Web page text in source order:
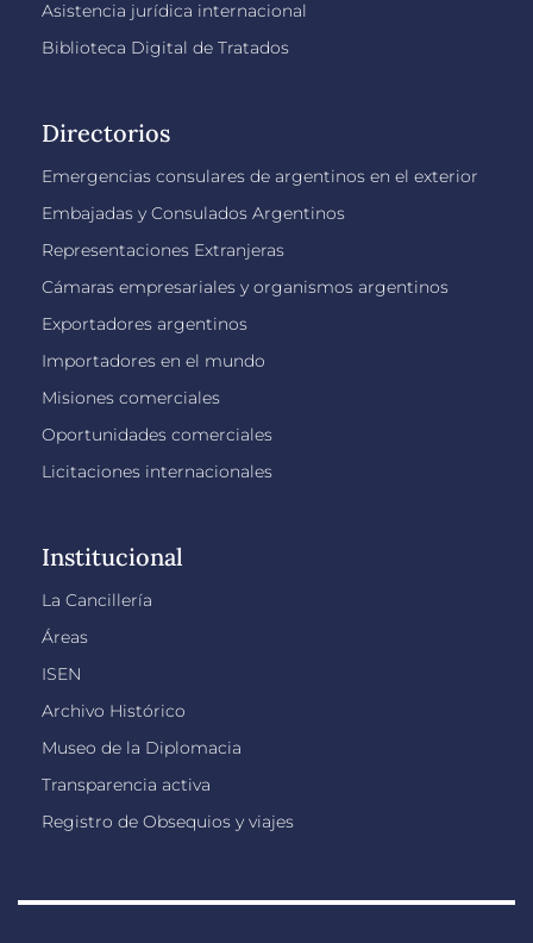
Asistencia jurídica internacional
Biblioteca Digital de Tratados
Directorios
Emergencias consulares de argentinos en el exterior
Embajadas y Consulados Argentinos
Representaciones Extranjeras
Cámaras empresariales y organismos argentinos
Exportadores argentinos
Importadores en el mundo
Misiones comerciales
Oportunidades comerciales
Licitaciones internacionales
Institucional
La Cancillería
Áreas
ISEN
Archivo Histórico
Museo de la Diplomacia
Transparencia activa
Registro de Obsequios y viajes